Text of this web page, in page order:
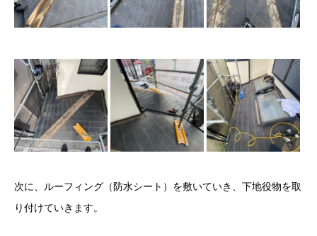
次に、ルーフィング（防水シート）を敷いていき、下地役物を取
り付けていきます。